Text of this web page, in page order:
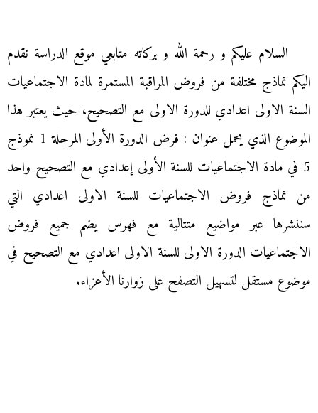
السلام عليكم و رحمة الله و بركاته متابعي موقع الدراسة نقدم
اليكم نماذج مختلفة من فروض المراقبة المستمرة لمادة الاجتماعيات
السنة الاولى اعدادي للدورة الاولى مع التصحيح، حيث يعتبر هذا
الموضوع الذي يحمل عنوان : فرض الدورة الأولى المرحلة 1 نموذج
5 في مادة الاجتماعيات للسنة الأولى إعدادي مع التصحيح واحد
من نماذج فروض الاجتماعيات للسنة الاولى اعدادي التي
سننشرها عبر مواضيع متتالية مع فهرس يضم جميع فروض
الاجتماعيات الدورة الاولى للسنة الاولى اعدادي مع التصحيح في
موضوع مستقل لتسهيل التصفح على زوارنا الأعزاء.